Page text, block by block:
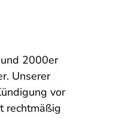
2000er
Unserer
vor
rechtmäßig